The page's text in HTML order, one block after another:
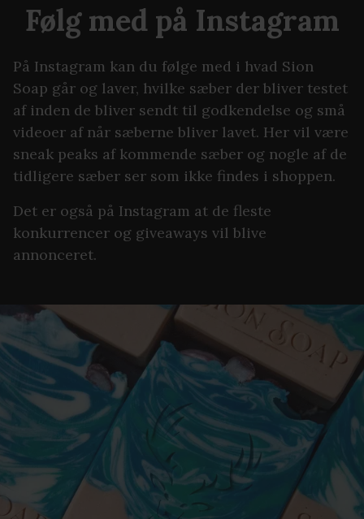
Følg med på Instagram
På Instagram kan du følge med i hvad Sion
Soap går og laver, hvilke sæber der bliver testet
af inden de bliver sendt til godkendelse og små
videoer af når sæberne bliver lavet. Her vil være
sneak peaks af kommende sæber og nogle af de
tidligere sæber ser som ikke findes i shoppen.
Det er også på Instagram at de fleste
konkurrencer og giveaways vil blive
annonceret.